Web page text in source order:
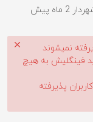
2 ماه پیش
نمیشوند
فینگلیش به هیچ
پذیرفته